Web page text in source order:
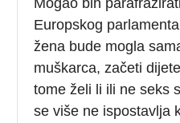
Europskog
žena bude mogla
muškarca, začeti
tome želi li ili ne seks
se više ne ispostavlja